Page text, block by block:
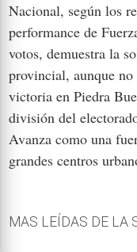
Nacional, según los
performance de
votos, demuestra la
provincial, aunque
victoria en Piedra
división del
Avanza como una
grandes centros
MAS LEÍDAS DE LA